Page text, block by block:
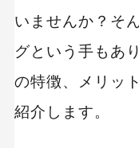
いませんか？そ
グという手もあ
の特徴、メリッ
紹介します。